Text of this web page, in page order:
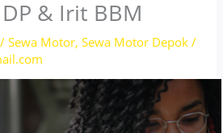
& Irit BBM
/Sewa Motor,Sewa Motor Depok /